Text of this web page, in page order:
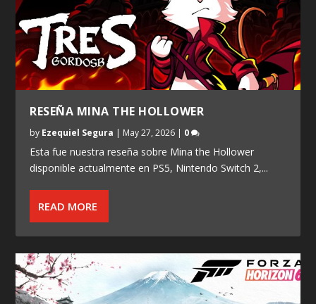
RESEÑA MINA THE HOLLOWER
by Ezequiel Segura | May 27, 2026 | 0
Esta fue nuestra reseña sobre Mina the Hollower
disponible actualmente en PS5, Nintendo Switch 2,...
READ MORE